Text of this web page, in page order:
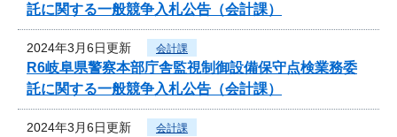
託に関する一般競争入札公告（会計課）
2024年3月6日更新 会計課
R6岐阜県警察本部庁舎監視制御設備保守点検業務委
託に関する一般競争入札公告（会計課）
2024年3月6日更新 会計課